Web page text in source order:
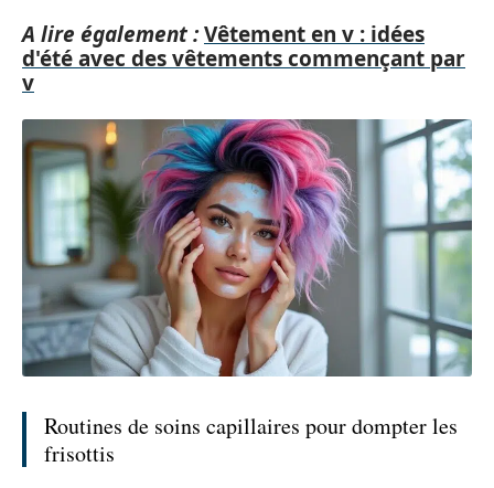
A lire également :Vêtement en v : idées
d'été avec des vêtements commençant par
v
Routines de soins capillaires pour dompter les
frisottis